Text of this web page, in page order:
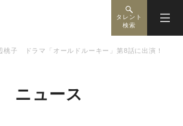
タレント
検索
桃子 ドラマ「オールドルーキー」第8話に出演！
ニュース